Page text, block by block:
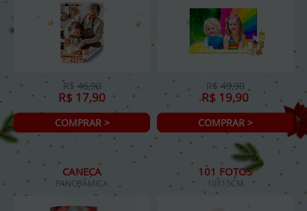
R$ 46,90
R$ 17,90
COMPRAR >
R$ 49,90
R$ 19,90
COMPRAR >
CANECA
PANORÂMICA
101 FOTOS
10X15CM